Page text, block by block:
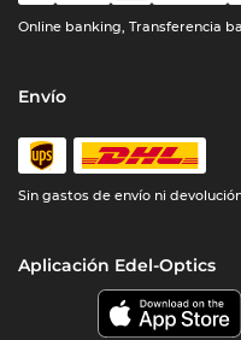
Online banking, Transferencia
Envío
Sin gastos de envío ni
Aplicación Edel-Optics